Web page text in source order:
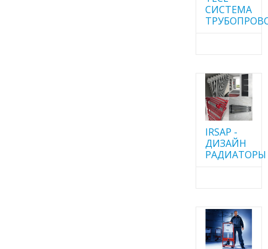
CИСТЕМА
IRSAP -
ДИЗАЙН
РАДИАТОРЫ